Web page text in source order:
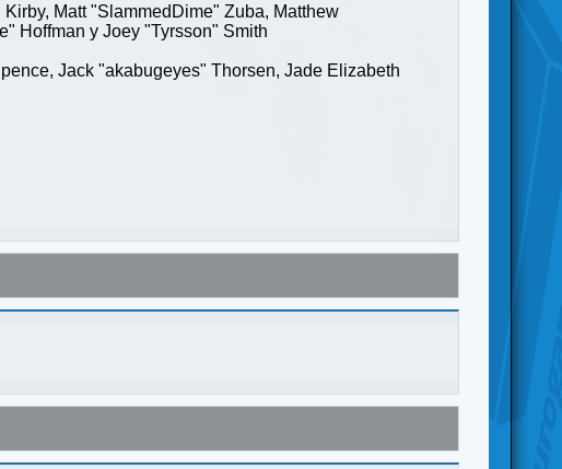
Matt "SlammedDime" Zuba, Matthew
Hoffman y Joey "Tyrsson" Smith
Jack "akabugeyes" Thorsen, Jade Elizabeth